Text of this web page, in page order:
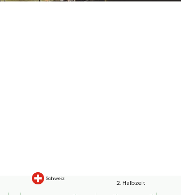
Schweiz
2. Halbzeit